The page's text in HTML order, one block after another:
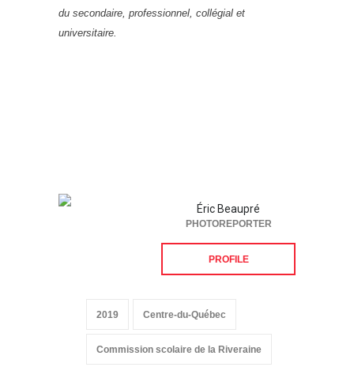
du secondaire, professionnel, collégial et
universitaire.
Éric Beaupré
PHOTOREPORTER
PROFILE
2019 Centre-du-Québec
Commission scolaire de la Riveraine